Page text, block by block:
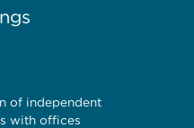
of independent
with offices